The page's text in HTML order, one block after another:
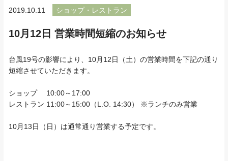
2019.10.11 ショップ・レストラン
10月12日 営業時間短縮のお知らせ
台風19号の影響により、10月12日（土）の営業時間を下記の通り
短縮させていただきます。
ショップ 10:00～17:00
レストラン 11:00～15:00（L.O. 14:30） ※ランチのみ営業
10月13日（日）は通常通り営業する予定です。